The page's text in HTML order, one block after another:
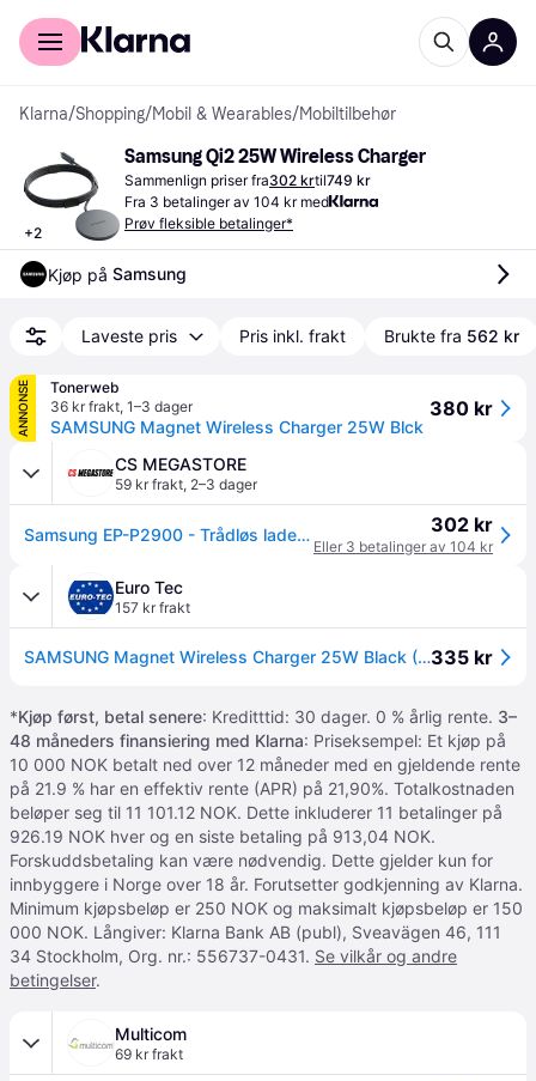
For kunder
Klarna/Shopping/Mobil & Wearables/Mobiltilbehør
+2
Samsung Qi2 25W Wireless Charger
Sammenlign priser fra302 krtil749 kr
Fra 3 betalinger av 104 kr med
Prøv fleksible betalinger*
Kjøp på Samsung
Laveste pris Pris inkl. frakt Brukte fra 562 kr
ANNONSE
Tonerweb
36 kr frakt, 1–3 dager
SAMSUNG Magnet Wireless Charger 25W Blck
380 kr
CS MEGASTORE
59 kr frakt, 2–3 dager
Samsung EP-P2900 - Trådløs ladepute - 25 watt - SFC - mørk grå - USA 302 kr
Eller 3 betalinger av 104 kr
Euro Tec
157 kr frakt
SAMSUNG Magnet Wireless Charger 25W Black (EP-P2900BBEGWW)335 kr
*Kjøp først, betal senere: Kreditttid: 30 dager. 0 % årlig rente. 3–
48 måneders finansiering med Klarna: Priseksempel: Et kjøp på
10 000 NOK betalt ned over 12 måneder med en gjeldende rente
på 21.9 % har en effektiv rente (APR) på 21,90%. Totalkostnaden
beløper seg til 11 101.12 NOK. Dette inkluderer 11 betalinger på
926.19 NOK hver og en siste betaling på 913,04 NOK.
Forskuddsbetaling kan være nødvendig. Dette gjelder kun for
innbyggere i Norge over 18 år. Forutsetter godkjenning av Klarna.
Minimum kjøpsbeløp er 250 NOK og maksimalt kjøpsbeløp er 150
000 NOK. Långiver: Klarna Bank AB (publ), Sveavägen 46, 111
34 Stockholm, Org. nr.: 556737-0431. Se vilkår og andre
betingelser.
Multicom
69 kr frakt